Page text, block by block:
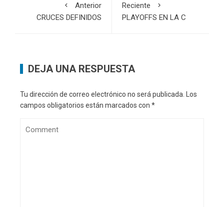
Anterior
CRUCES DEFINIDOS
Reciente
PLAYOFFS EN LA C
DEJA UNA RESPUESTA
Tu dirección de correo electrónico no será publicada. Los
campos obligatorios están marcados con *